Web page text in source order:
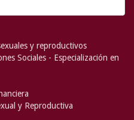
y reproductivos
Sociales - Especialización en
y Reproductiva